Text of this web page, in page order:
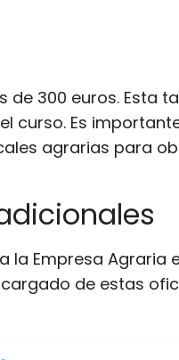
300 euros. Esta
Es
agrarias para
Empresa
de estas